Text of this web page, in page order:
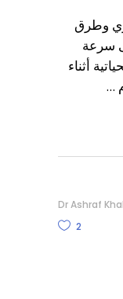
وطرق
سرعة
أثناء
Dr Ashraf
2